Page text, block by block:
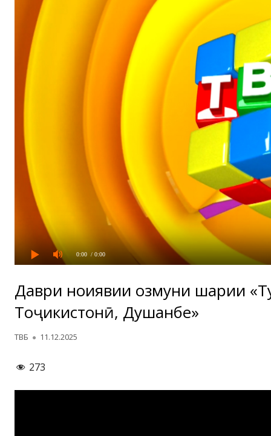
0:00 / 0:00
Даври ноҳиявии озмуни шаҳрии
Тоҷикистонӣ, Душанбе»
Автор
ТВБ Опубликовано
11.12.2025
273